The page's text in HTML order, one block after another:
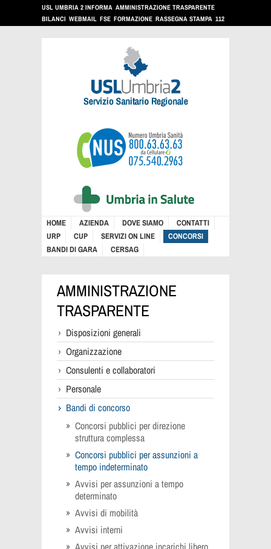
USL UMBRIA 2 INFORMA AMMINISTRAZIONE TRASPARENTE
BILANCI WEBMAIL FSE FORMAZIONE RASSEGNA STAMPA 112
HOME AZIENDA DOVE SIAMO
CONTATTI
URP
CUP SERVIZI ON LINE
CONCORSI
BANDI DI GARA
CERSAG
AMMINISTRAZIONE
TRASPARENTE
Disposizioni generali
Organizzazione
Consulenti e collaboratori
Personale
Bandi di concorso
Concorsi pubblici per direzione
struttura complessa
Concorsi pubblici per assunzioni a
tempo indeterminato
Avvisi per assunzioni a tempo
determinato
Avvisi di mobilità
Avvisi interni